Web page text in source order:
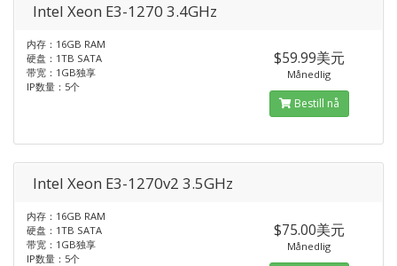
Intel Xeon E3-1270 3.4GHz
内存：16GB RAM
硬盘：1TB SATA
带宽：1GB独享
IP数量：5个
$59.99美元
Månedlig
Bestill nå
Intel Xeon E3-1270v2 3.5GHz
内存：16GB RAM
硬盘：1TB SATA
带宽：1GB独享
IP数量：5个
$75.00美元
Månedlig